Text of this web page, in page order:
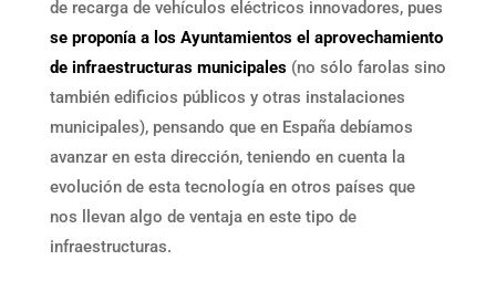
de recarga de vehículos eléctricos innovadores, pues
se proponía a los Ayuntamientos el aprovechamiento
de infraestructuras municipales(no sólo farolas sino
también edificios públicos y otras instalaciones
municipales), pensando que en España debíamos
avanzar en esta dirección, teniendo en cuenta la
evolución de esta tecnología en otros países que
nos llevan algo de ventaja en este tipo de
infraestructuras.